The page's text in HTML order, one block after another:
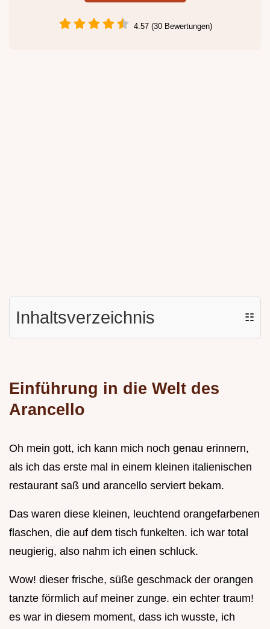
4.57 (30 Bewertungen)
Inhaltsverzeichnis ☷
Einführung in die Welt des
Arancello
Oh mein gott, ich kann mich noch genau erinnern,
als ich das erste mal in einem kleinen italienischen
restaurant saß und arancello serviert bekam.
Das waren diese kleinen, leuchtend orangefarbenen
flaschen, die auf dem tisch funkelten. ich war total
neugierig, also nahm ich einen schluck.
Wow! dieser frische, süße geschmack der orangen
tanzte förmlich auf meiner zunge. ein echter traum!
es war in diesem moment, dass ich wusste, ich